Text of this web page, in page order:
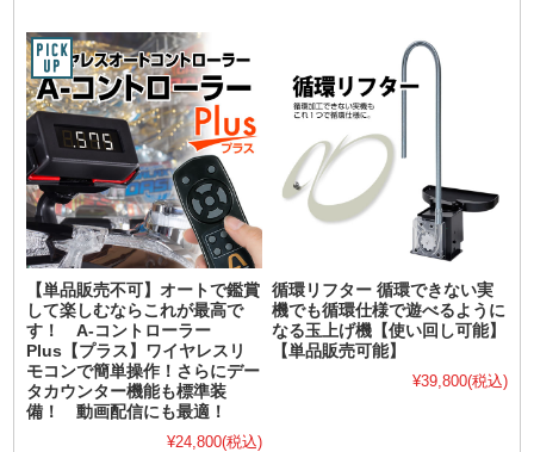
【単品販売不可】オートで鑑賞
して楽しむならこれが最高で
す！ A-コントローラー
Plus【プラス】ワイヤレスリ
モコンで簡単操作！さらにデー
タカウンター機能も標準装
備！ 動画配信にも最適！
¥24,800(税込)
循環リフター 循環できない実
機でも循環仕様で遊べるように
なる玉上げ機【使い回し可能】
【単品販売可能】
¥39,800(税込)